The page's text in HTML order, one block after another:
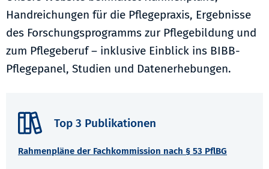
Handreichungen für die Pflegepraxis, Ergebnisse
des Forschungsprogramms zur Pflegebildung und
zum Pflegeberuf – inklusive Einblick ins BIBB-
Pflegepanel, Studien und Datenerhebungen.
Top 3 Publikationen
Rahmenpläne der Fachkommission nach § 53 PflBG